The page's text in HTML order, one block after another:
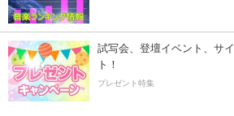
試写会、登壇イベント、サ
ト！
プレゼント特集